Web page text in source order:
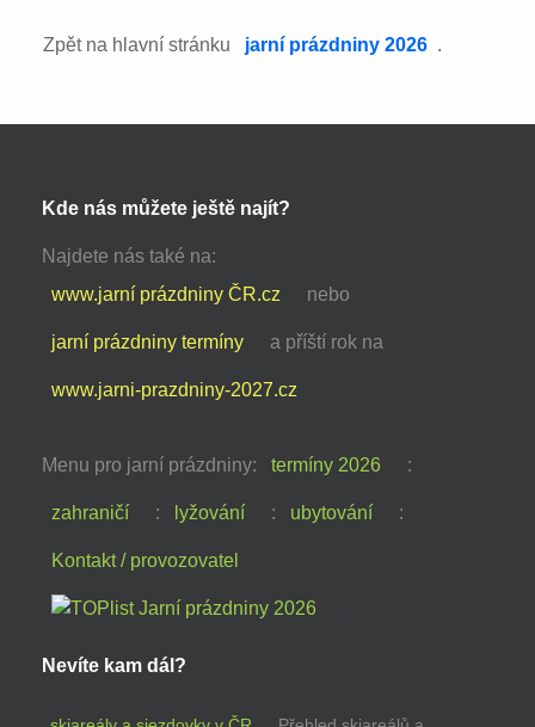
Zpět na hlavní stránku jarní prázdniny 2026 .
Kde nás můžete ještě najít?
Najdete nás také na:
www.jarní prázdniny ČR.cz
nebo
jarní prázdniny termíny a příští rok na
www.jarni-prazdniny-2027.cz
Menu pro jarní prázdniny: termíny 2026 :
zahraničí : lyžování : ubytování :
Kontakt / provozovatel
Nevíte kam dál?